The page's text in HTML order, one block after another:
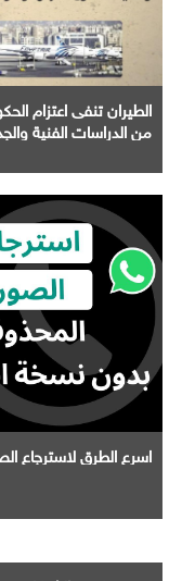
الطيران تنفى اعتزام
من الدراسات الفنية
اسرع الطرق لاسترجاع